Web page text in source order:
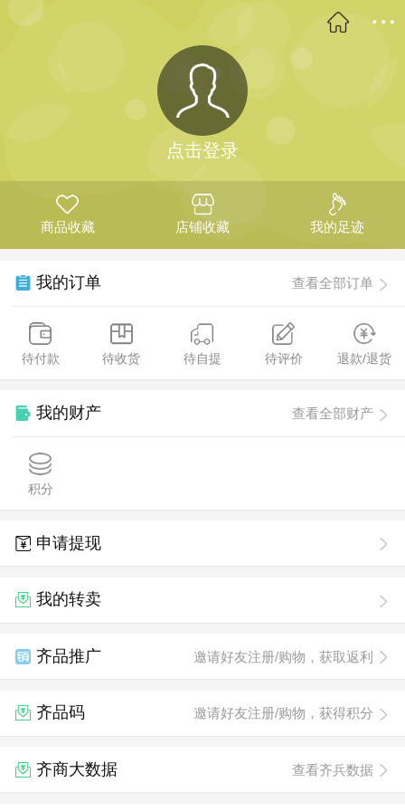
点击登录
商品收藏 店铺收藏 我的足迹
我的订单 查看全部订单
待付款 待收货 待自提 待评价 退款/退货
我的财产 查看全部财产
积分
申请提现
我的转卖
齐品推广 邀请好友注册/购物，获取返利
齐品码 邀请好友注册/购物，获得积分
齐商大数据 查看齐兵数据